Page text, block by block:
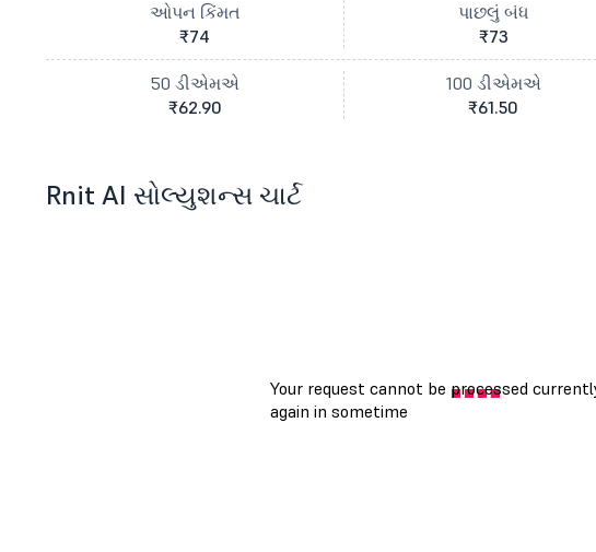
ઓપન કિંમત
₹74
પાછલું બંધ
₹73
50 ડીએમએ
₹62.90
100 ડીએમએ
₹61.50
Rnit AI સોલ્યુશન્સ ચાર્ટ